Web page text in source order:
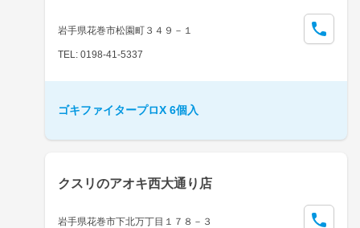
岩手県花巻市松園町３４９－１
TEL: 0198-41-5337
ゴキファイタープロX 6個入
クスリのアオキ西大通り店
岩手県花巻市下北万丁目１７８－３